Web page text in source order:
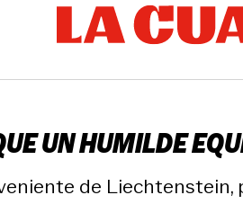
UN HUMILDE
de